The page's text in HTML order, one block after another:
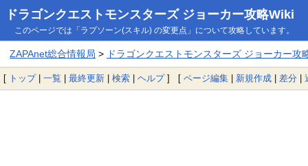
ドラゴンクエストモンスターズ ジョーカー攻略Wiki
このページでは「ラプソーン(スキル) の変更点」について攻略しています。
ZAPAnet総合情報局 > ドラゴンクエストモンスターズ ジョーカー攻
[ トップ| 一覧 | 最終更新 | 検索 | ヘルプ] [ ページ編集 | 新規作成 | 差分 |